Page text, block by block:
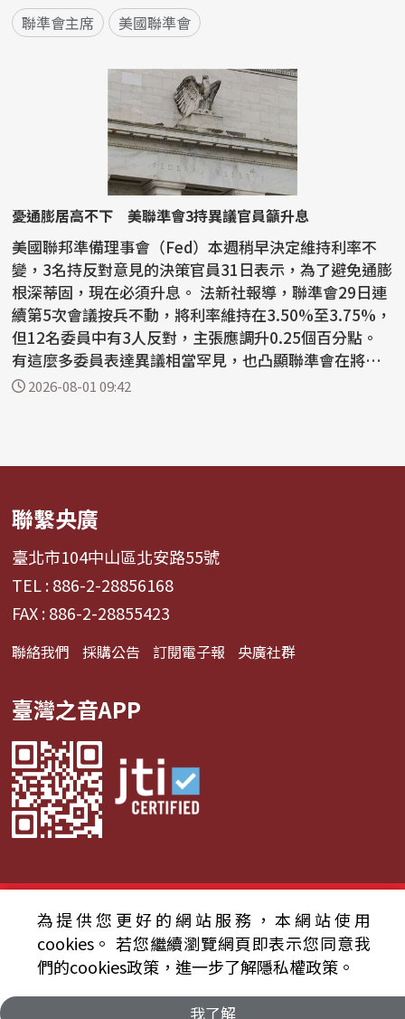
聯準會主席 美國聯準會
憂通膨居高不下 美聯準會3持異議官員籲升息
美國聯邦準備理事會（Fed）本週稍早決定維持利率不
變，3名持反對意見的決策官員31日表示，為了避免通膨
根深蒂固，現在必須升息。 法新社報導，聯準會29日連
續第5次會議按兵不動，將利率維持在3.50%至3.75%，
但12名委員中有3人反對，主張應調升0.25個百分點。
有這麼多委員表達異議相當罕見，也凸顯聯準會在將通
膨降...
2026-08-01 09:42
聯繫央廣
臺北市104中山區北安路55號
TEL : 886-2-28856168
FAX : 886-2-28855423
聯絡我們 採購公告 訂閱電子報 央廣社群
臺灣之音APP
© 2024財團法人中央廣播電臺 版權所有
資通安全政策聲明
服務條款 隱私權條款
為提供您更好的網站服務，本網站使用
cookies。 若您繼續瀏覽網頁即表示您同意我
們的cookies政策，進一步了解隱私權政策。
我了解